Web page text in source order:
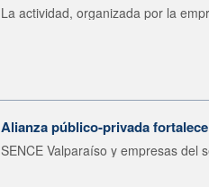
La actividad, organizada por la
Alianza público-privada
SENCE Valparaíso y empresas del